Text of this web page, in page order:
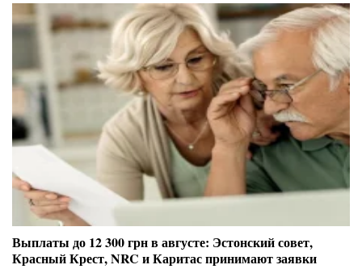
Выплаты до 12 300 грн в августе: Эстонский совет,
Красный Крест, NRC и Каритас принимают заявки